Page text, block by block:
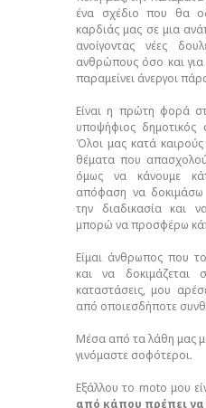
ένα σχέδιο που θα
καρδιάς μας σε μια
ανοίγοντας νέες
ανθρώπους όσο και
παραμείνει άνεργοι
Είναι η πρώτη φορά
υποψήφιος δημοτικός
Όλοι μας κατά καιρούς
θέματα που
όμως να κάνουμε
απόφαση να
την διαδικασία και
μπορώ να προσφέρω
Είμαι άνθρωπος που
και να δοκιμάζεται
καταστάσεις, μου
από οποιεσδήποτε
Μέσα από τα λάθη μας
γινόμαστε σοφότεροι.
Εξάλλου το moto μου
από κάπου πρέπει να